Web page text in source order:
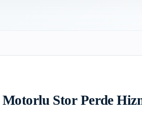
Motorlu Stor Perde